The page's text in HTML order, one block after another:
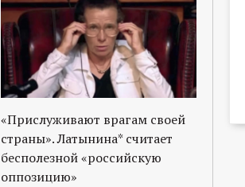
«Прислуживают врагам своей
страны». Латынина* считает
бесполезной «российскую
оппозицию»